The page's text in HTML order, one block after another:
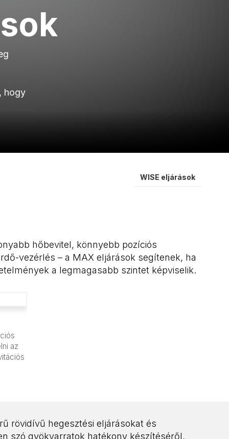
hogy
WISE eljárások
hőbevitel, könnyebb pozíciós
vezérlés – a MAX eljárások segítenek, ha
a legmagasabb szintet képviselik.
az
rövidívű hegesztési eljárásokat és
szó gyökvarratok hatékony készítéséről,